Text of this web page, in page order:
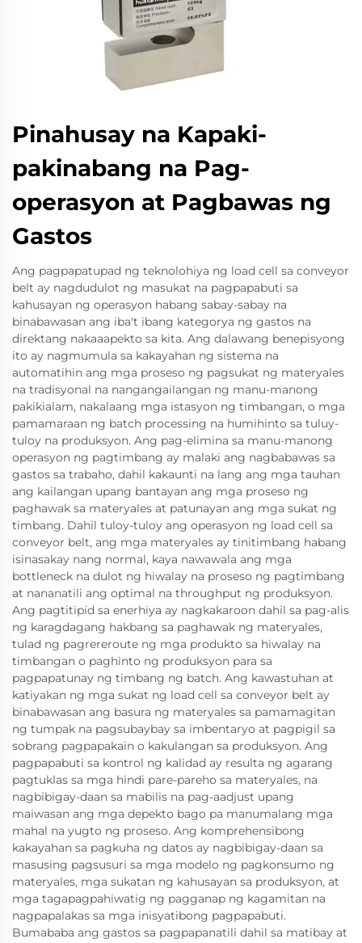
Pinahusay na Kapaki-
pakinabang na Pag-
operasyon at Pagbawas ng
Gastos
Ang pagpapatupad ng teknolohiya ng load cell sa conveyor
belt ay nagdudulot ng masukat na pagpapabuti sa
kahusayan ng operasyon habang sabay-sabay na
binabawasan ang iba't ibang kategorya ng gastos na
direktang nakaaapekto sa kita. Ang dalawang benepisyong
ito ay nagmumula sa kakayahan ng sistema na
automatihin ang mga proseso ng pagsukat ng materyales
na tradisyonal na nangangailangan ng manu-manong
pakikialam, nakalaang mga istasyon ng timbangan, o mga
pamamaraan ng batch processing na humihinto sa tuluy-
tuloy na produksyon. Ang pag-elimina sa manu-manong
operasyon ng pagtimbang ay malaki ang nagbabawas sa
gastos sa trabaho, dahil kakaunti na lang ang mga tauhan
ang kailangan upang bantayan ang mga proseso ng
paghawak sa materyales at patunayan ang mga sukat ng
timbang. Dahil tuloy-tuloy ang operasyon ng load cell sa
conveyor belt, ang mga materyales ay tinitimbang habang
isinasakay nang normal, kaya nawawala ang mga
bottleneck na dulot ng hiwalay na proseso ng pagtimbang
at nananatili ang optimal na throughput ng produksyon.
Ang pagtitipid sa enerhiya ay nagkakaroon dahil sa pag-alis
ng karagdagang hakbang sa paghawak ng materyales,
tulad ng pagrereroute ng mga produkto sa hiwalay na
timbangan o paghinto ng produksyon para sa
pagpapatunay ng timbang ng batch. Ang kawastuhan at
katiyakan ng mga sukat ng load cell sa conveyor belt ay
binabawasan ang basura ng materyales sa pamamagitan
ng tumpak na pagsubaybay sa imbentaryo at pagpigil sa
sobrang pagpapakain o kakulangan sa produksyon. Ang
pagpapabuti sa kontrol ng kalidad ay resulta ng agarang
pagtuklas sa mga hindi pare-pareho sa materyales, na
nagbibigay-daan sa mabilis na pag-aadjust upang
maiwasan ang mga depekto bago pa manumalang mga
mahal na yugto ng proseso. Ang komprehensibong
kakayahan sa pagkuha ng datos ay nagbibigay-daan sa
masusing pagsusuri sa mga modelo ng pagkonsumo ng
materyales, mga sukatan ng kahusayan sa produksyon, at
mga tagapagpahiwatig ng pagganap ng kagamitan na
nagpapalakas sa mga inisyatibong pagpapabuti.
Bumababa ang gastos sa pagpapanatili dahil sa matibay at